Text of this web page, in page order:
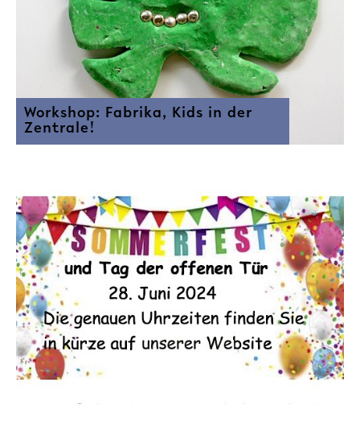
Workshop: Fabrika, Kids in der
Zentrale!